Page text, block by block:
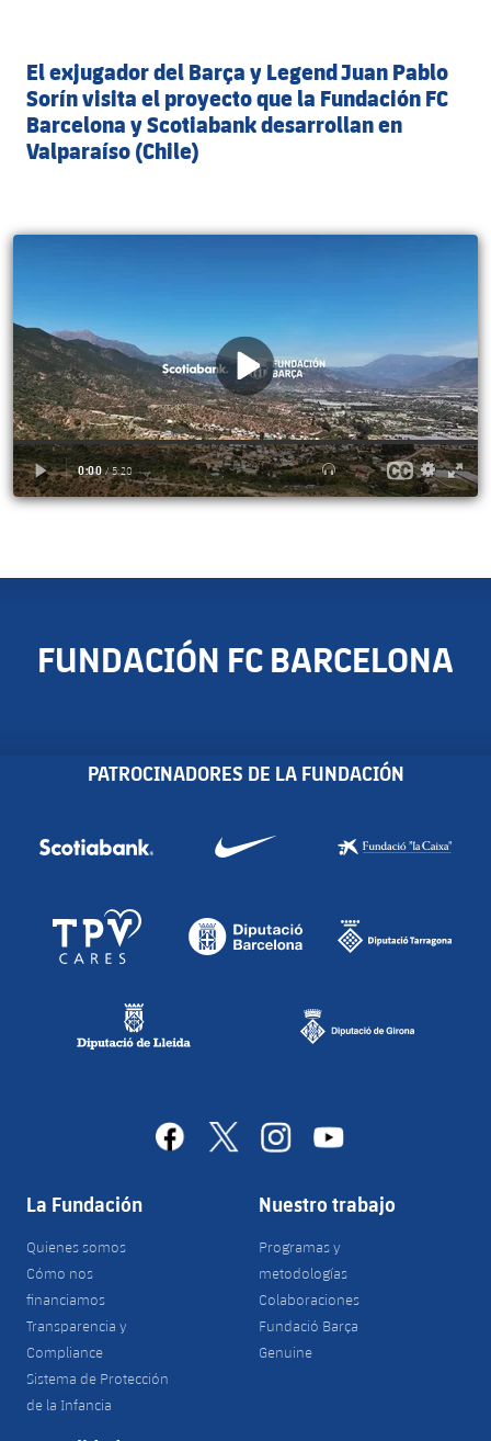
El exjugador del Barça y Legend Juan Pablo
Sorín visita el proyecto que la Fundación FC
Barcelona y Scotiabank desarrollan en
Valparaíso (Chile)
FUNDACIÓN FC BARCELONA
PATROCINADORES DE LA FUNDACIÓN
facebook
x instagramyoutube
La Fundación
Quienes somos
Cómo nos
financiamos
Transparencia y
Compliance
Sistema de Protección
de la Infancia
Nuestro trabajo
Programas y
metodologías
Colaboraciones
Fundació Barça
Genuine